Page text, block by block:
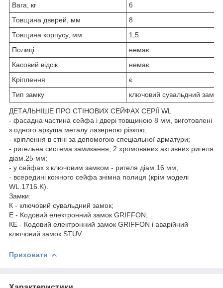
Вага, кг
6
Товщина дверей, мм
8
Товщина корпусу, мм
1,5
Полиці
немає
Касовий відсік
немає
Кріплення
є
Тип замку
ключовий сувальдний замок
ДЕТАЛЬНІШЕ ПРО СТІНОВИХ СЕЙФАХ СЕРІЇ WL
- фасадна частина сейфа і двері товщиною 8 мм, виготовлені
з одного аркуша металу лазерною різкою;
- кріплення в стіні за допомогою спеціальної арматури;
- ригельна система замикання, 2 хромованих активних ригеля
діам.25 мм;
- у сейфах з ключовим замком - ригеля діам.16 мм;
- всередині кожного сейфа знімна полиця (крім моделі
WL.1716.K).
Замки:
К - ключовий сувальдний замок;
Е - Кодовий електронний замок GRIFFON;
КЕ - Кодовий електронний замок GRIFFON і аварійний
ключовий замок STUV
Приховати